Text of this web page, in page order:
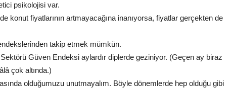
psikolojisi var.
konut fiyatlarının artmayacağına inanıyorsa, fiyatlar gerçekten de
takip etmek mümkün.
Güven Endeksi aylardır diplerde geziniyor. (Geçen ay biraz
çok altında.)
olduğumuzu unutmayalım. Böyle dönemlerde hep olduğu gibi